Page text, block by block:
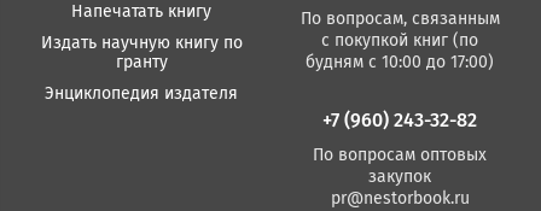
Напечатать книгу
Издать научную книгу по
гранту
Энциклопедия издателя
По вопросам, связанным
с покупкой книг (по
будням с 10:00 до 17:00)
+7 (960) 243-32-82
По вопросам оптовых
закупок
pr@nestorbook.ru